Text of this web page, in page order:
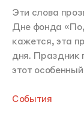
Эти слова
Дне фонда
кажется, эта
дня. Праздник
этот
События